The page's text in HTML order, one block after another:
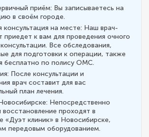
приём: Вы записываетесь на
в своём городе.
консультация на месте: Наш врач-
приедет к вам для проведения очного
Все обследования,
для подготовки к операции, также
бесплатно по полису ОМС.
После консультации и
врач составит для вас
план лечения.
Непосредственно
восстановление проходят в
«Дуэт клиник» в Новосибирске,
передовым оборудованием.